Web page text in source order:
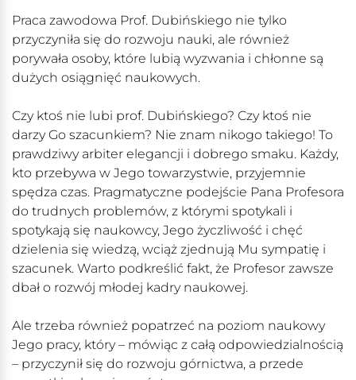
Praca zawodowa Prof. Dubińskiego nie tylko
przyczyniła się do rozwoju nauki, ale również
porywała osoby, które lubią wyzwania i chłonne są
dużych osiągnięć naukowych.
Czy ktoś nie lubi prof. Dubińskiego? Czy ktoś nie
darzy Go szacunkiem? Nie znam nikogo takiego! To
prawdziwy arbiter elegancji i dobrego smaku. Każdy,
kto przebywa w Jego towarzystwie, przyjemnie
spędza czas. Pragmatyczne podejście Pana Profesora
do trudnych problemów, z którymi spotykali i
spotykają się naukowcy, Jego życzliwość i chęć
dzielenia się wiedzą, wciąż zjednują Mu sympatię i
szacunek. Warto podkreślić fakt, że Profesor zawsze
dbał o rozwój młodej kadry naukowej.
Ale trzeba również popatrzeć na poziom naukowy
Jego pracy, który – mówiąc z całą odpowiedzialnością
– przyczynił się do rozwoju górnictwa, a przede